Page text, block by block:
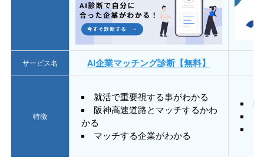
サービス名 AI企業マッチング診断【無料】
特徴
就活で重要視する事がわかる
阪神高速道路とマッチするかわ
かる
マッチする企業がわかる
質